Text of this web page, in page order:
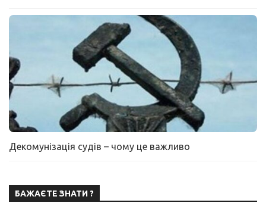
Декомунізація судів – чому це важливо
БАЖАЄТЕ ЗНАТИ ?